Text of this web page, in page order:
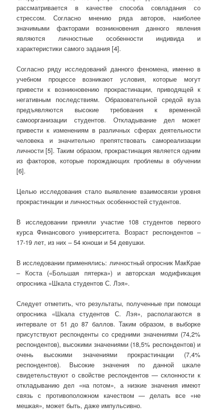
рассматривается в качестве способа совладания со
стрессом. Согласно мнению ряда авторов, наиболее
значимыми факторами возникновения данного явления
являются личностные особенности индивида и
характеристики самого задания [4].
Согласно ряду исследований данного феномена, именно в
учебном процессе возникают условия, которые могут
привести к возникновению прокрастинации, приводящей к
негативным последствиям. Образовательной средой вуза
предъявляются высокие требования к временной
самоорганизации студентов. Откладывание дел может
привести к изменениям в различных сферах деятельности
человека и значительно препятствовать самореализации
личности [5]. Таким образом, прокрастинация является одним
из факторов, которые порождающих проблемы в обучении
[6].
Целью исследования стало выявление взаимосвязи уровня
прокрастинации и личностных особенностей студентов.
В исследовании приняли участие 108 студентов первого
курса Финансового университета. Возраст респондентов –
17-19 лет, из них – 54 юноши и 54 девушки.
В исследовании применялись: личностный опросник МакКрае
– Коста («Большая пятерка») и авторская модификация
опросника «Шкала студентов С. Лэя».
Следует отметить, что результаты, полученные при помощи
опросника «Шкала студентов С. Лэя», располагаются в
интервале от 51 до 87 баллов. Таким образом, в выборке
присутствуют респонденты со средними значениями (74,2%
респондентов), высокими значениями (18,5% респондентов) и
очень высокими значениями прокрастинации (7,4%
респондентов). Высокие значения по данной шкале
свидетельствуют о свойстве респондентов — склонности к
откладыванию дел «на потом», а низкие значения имеют
связь с противоположном качеством — делать все «не
мешкая», может быть, даже импульсивно.